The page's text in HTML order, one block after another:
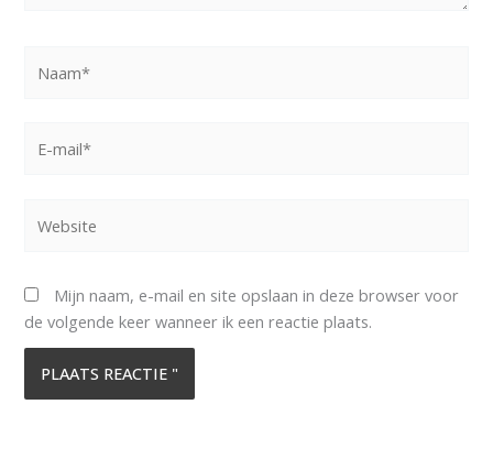
mail*
Mijn naam, e-mail en site opslaan in deze browser voor
de volgende keer wanneer ik een reactie plaats.